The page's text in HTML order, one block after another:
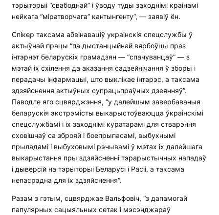
тэрыторыі “свабоднай” і ўводу туды заходнімі краінамі
нейкага “міратворчага” кантынгенту”, — заявіў ён.
Спікер таксама абвінаваціў украінскія спецслужбы ў
актыўнай працы “па дыстанцыйнай вярбоўцы праз
інтэрнэт беларускіх грамадзян — “спачуванцаў” — з
мэтай іх схілення да аказання садзейнічання ў зборы і
перадачы інфармацыі, што выклікае інтарэс, а таксама
здзяйснення актыўных супрацьпраўных дзеянняў”.
Паводле яго сцвярджэння, “у далейшым завербаваныя
беларускія экстрэмісты выкарыстоўваюцца ўкраінскімі
спецслужбамі і іх заходнімі куратарамі для стварэння
сховішчаў са зброяй і боепрыпасамі, выбухнымі
прыладамі і выбуховымі рэчывамі ў мэтах іх далейшага
выкарыстання пры здзяйсненні тэрарыстычных нападаў
і дыверсій на тэрыторыі Беларусі і Расіі, а таксама
непасрэдна для іх здзяйснення”.
Разам з гэтым, сцвярджае Вальфовіч, “з дапамогай
папулярных сацыяльных сетак і мэсэнджараў